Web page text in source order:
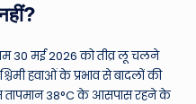
30 मई 2026 को तीव्र लू चलने
हवाओं के प्रभाव से बादलों की
तापमान 38°C के आसपास रहने के